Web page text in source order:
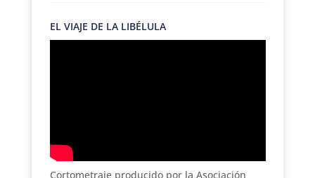
EL VIAJE DE LA LIBÉLULA
Cortometraje producido por la Asociación